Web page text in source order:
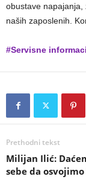
obustave
naših zaposlenih.
#Servisne
Prethodni tekst
Milijan Ilić:
sebe da